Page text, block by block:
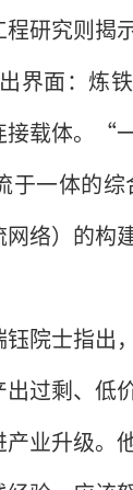
研究则揭
界面：炼
接载体。“
于一体的
络）的构
钰院士指出
过剩、低
业升级。